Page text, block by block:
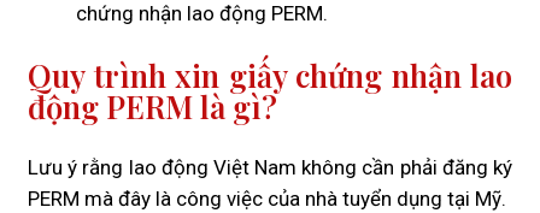
chứng nhận lao động PERM.
Quy trình xin giấy chứng nhận lao
động PERM là gì?
Lưu ý rằng lao động Việt Nam không cần phải đăng ký
PERM mà đây là công việc của nhà tuyển dụng tại Mỹ.